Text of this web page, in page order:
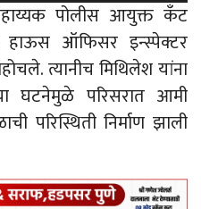
पोलीस आयुक्त कँट
ऑफिसर इन्स्पेक्टर
त्यानीच मिथिलेश यांना
घटनेमुळे परिसरात आमी
परिस्थिती निर्माण झाली